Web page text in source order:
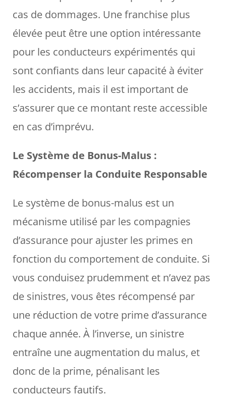
cas de dommages. Une franchise plus
élevée peut être une option intéressante
pour les conducteurs expérimentés qui
sont confiants dans leur capacité à éviter
les accidents, mais il est important de
s’assurer que ce montant reste accessible
en cas d’imprévu.
Le Système de Bonus-Malus :
Récompenser la Conduite Responsable
Le système de bonus-malus est un
mécanisme utilisé par les compagnies
d’assurance pour ajuster les primes en
fonction du comportement de conduite. Si
vous conduisez prudemment et n’avez pas
de sinistres, vous êtes récompensé par
une réduction de votre prime d’assurance
chaque année. À l’inverse, un sinistre
entraîne une augmentation du malus, et
donc de la prime, pénalisant les
conducteurs fautifs.